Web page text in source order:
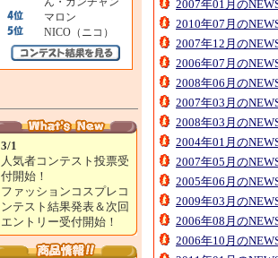
マロン
NICO（ニコ）
3/1
人気者コンテスト投票受
付開始！
ファッションコスプレコ
ンテスト結果発表＆次回
エントリー受付開始！
2007年01月の
2010年07月の
2007年12月の
2006年07月の
2008年06月の
2007年03月の
2008年03月の
2004年01月の
2007年05月の
2005年06月の
2009年03月の
2006年08月の
2006年10月の